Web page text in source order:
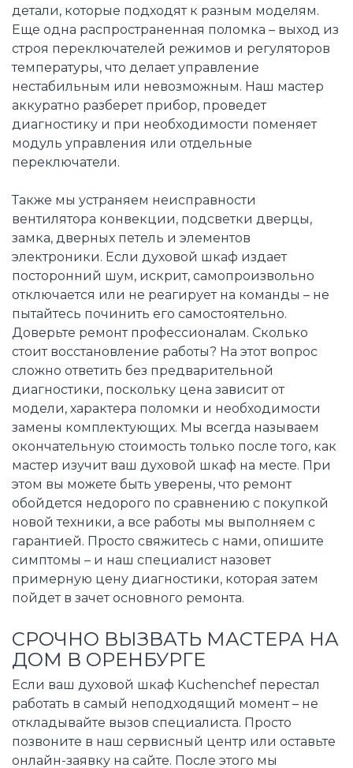
детали, которые подходят к разным моделям.
Еще одна распространенная поломка – выход из
строя переключателей режимов и регуляторов
температуры, что делает управление
нестабильным или невозможным. Наш мастер
аккуратно разберет прибор, проведет
диагностику и при необходимости поменяет
модуль управления или отдельные
переключатели.
Также мы устраняем неисправности
вентилятора конвекции, подсветки дверцы,
замка, дверных петель и элементов
электроники. Если духовой шкаф издает
посторонний шум, искрит, самопроизвольно
отключается или не реагирует на команды – не
пытайтесь починить его самостоятельно.
Доверьте ремонт профессионалам. Сколько
стоит восстановление работы? На этот вопрос
сложно ответить без предварительной
диагностики, поскольку цена зависит от
модели, характера поломки и необходимости
замены комплектующих. Мы всегда называем
окончательную стоимость только после того, как
мастер изучит ваш духовой шкаф на месте. При
этом вы можете быть уверены, что ремонт
обойдется недорого по сравнению с покупкой
новой техники, а все работы мы выполняем с
гарантией. Просто свяжитесь с нами, опишите
симптомы – и наш специалист назовет
примерную цену диагностики, которая затем
пойдет в зачет основного ремонта.
СРОЧНО ВЫЗВАТЬ МАСТЕРА НА
ДОМ В ОРЕНБУРГЕ
Если ваш духовой шкаф Kuchenchef перестал
работать в самый неподходящий момент – не
откладывайте вызов специалиста. Просто
позвоните в наш сервисный центр или оставьте
онлайн-заявку на сайте. После этого мы